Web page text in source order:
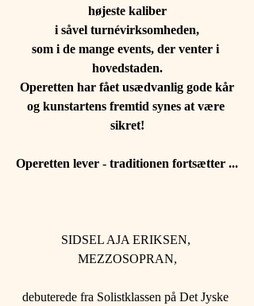
højeste kaliber
i såvel turnévirksomheden,
som i de mange events, der venter i
hovedstaden.
Operetten har fået usædvanlig gode kår
og kunstartens fremtid synes at være
sikret!
Operetten lever - traditionen fortsætter ...
SIDSEL AJA ERIKSEN,
MEZZOSOPRAN,
debuterede fra Solistklassen på Det Jyske